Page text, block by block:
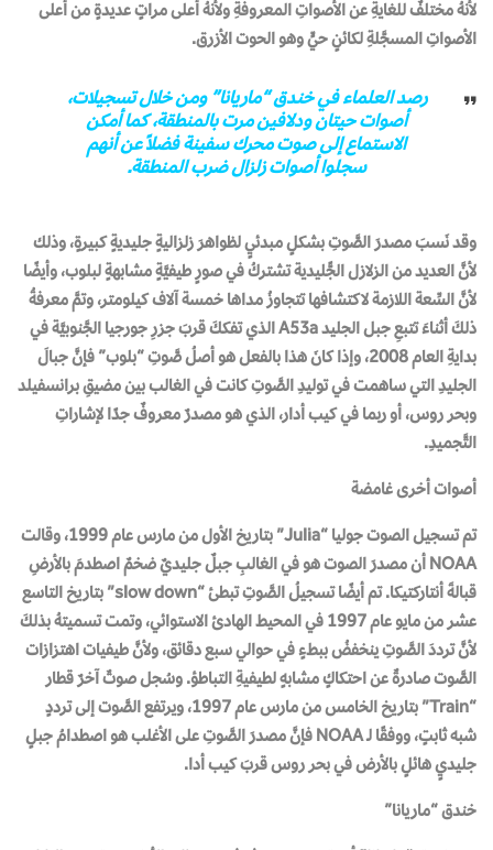
لأنهُ مختلفٌ للغايةِ عن الأصواتِ المعروفةِ ولأنهُ أعلى مراتٍ عديدةٍ من أعلى
الأصواتِ المسجَّلةِ لكائنٍ حيٍّ وهو الحوت الأزرق.
رصد العلماء في خندق “ماريانا” ومن خلال تسجيلات،
أصوات حيتان ودلافين مرت بالمنطقة، كما أمكن
الاستماع إلى صوت محرك سفينة فضلاً عن أنهم
سجلوا أصوات زلزال ضرب المنطقة.
وقد نَسبَ مصدرَ الصَّوتِ بشكلٍ مبدئيٍ لظواهرَ زلزاليةٍ جليديةٍ كبيرةٍ، وذلك
لأنَّ العديد من الزلازل الجًّليدية تشتركُ في صورٍ طيفيَّةٍ مشابهةٍ لبلوب، وأيضًا
لأنَّ السِّعة اللازمة لاكتشافها تتجاوزُ مداها خمسة آلاف كيلومتر، وتمَّ معرفةُ
ذلكَ أثناءَ تتبعِ جبل الجليد A53a الذي تفككَ قربَ جزرِ جورجيا الجَّنوبيَّة في
بدايةِ العام 2008، وإذا كانَ هذا بالفعل هو أصلُ صَّوتِ “بلوب” فإنَّ جبالَ
الجليدِ التي ساهمت في توليدِ الصَّوتِ كانت في الغالب بين مضيقِ برانسفيلد
وبحر روس، أو ربما في كيب أدار، الذي هو مصدرٌ معروفٌ جدًا لإشاراتِ
التَّجميدِ.
أصوات أخرى غامضة
تم تسجيل الصوت جوليا “Julia” بتاريخ الأول من مارس عام 1999، وقالت
NOAA أن مصدرَ الصوت هو في الغالبِ جبلٌ جليديٌ ضخمٌ اصطدمَ بالأرضِ
قبالةَ أنتاركتيكا. تم أيضًا تسجيلُ الصَّوتِ تبطئ “slow down” بتاريخ التاسع
عشر من مايو عام 1997 في المحيط الهادئ الاستوائي، وتمت تسميتهُ بذلكَ
لأنَّ ترددَ الصَّوتِ ينخفضُ ببطءٍ في حوالي سبع دقائق، ولأنَّ طيفيات اهتزازات
الصَّوت صادرةٌ عن احتكاكٍ مشابهٍ لطيفيةِ التباطؤ. وسُجل صوتٌ آخرٌ قطار
“Train” بتاريخ الخامس من مارس عام 1997، ويرتفع الصَّوت إلى ترددٍ
شبه ثابتٍ، ووفقًا لـ NOAA فإنَّ مصدرَ الصَّوتِ على الأغلب هو اصطدامُ جبلٍ
جليديٍ هائلٍ بالأرض في بحر روس قربَ كيب أدا.
خندق “ماريانا”